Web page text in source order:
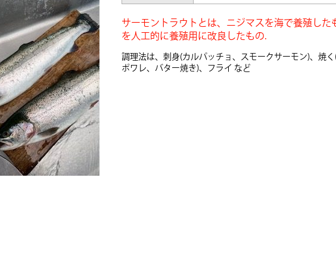
サーモントラウトとは、ニジマスを海で養殖し
を人工的に養殖用に改良したもの.
調理法は、刺身(カルパッチョ、スモークサーモン)、焼
ポワレ、バター焼き)、フライ など